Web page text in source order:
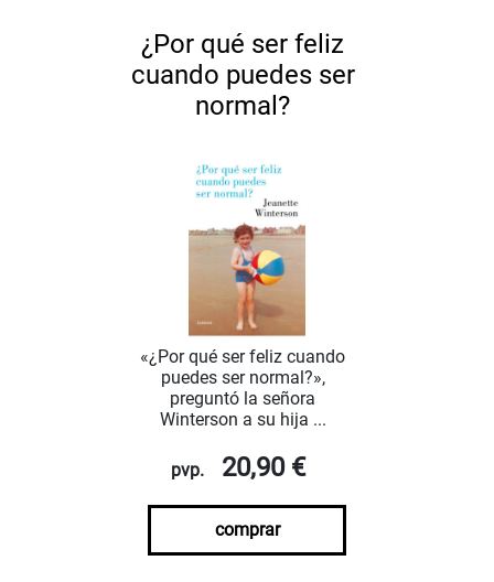
¿Por qué ser feliz
cuando puedes ser
normal?
«¿Por qué ser feliz cuando
puedes ser normal?»,
preguntó la señora
Winterson a su hija ...
pvp. 20,90 €
comprar